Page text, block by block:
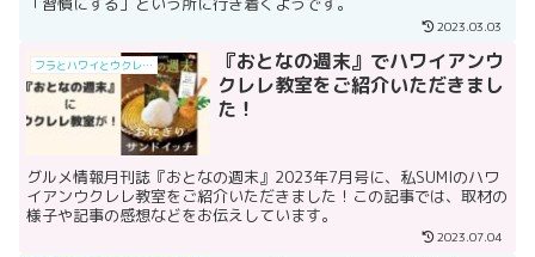
2023.03.03
フラとハワイとウクレレと
『おとなの週末』でハワイアンウ
クレレ教室をご紹介いただきまし
た！
グルメ情報月刊誌『おとなの週末』2023年7月号に、私SUMIのハワ
イアンウクレレ教室をご紹介いただきました！この記事では、取材の
様子や記事の感想などをお伝えしています。
2023.07.04